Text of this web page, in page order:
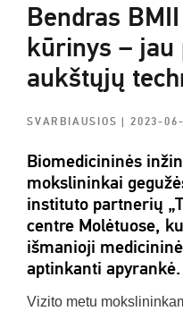
Bendras
kūrinys – jau
aukštųjų
SVARBIAUSIOS | 2023-
Biomedicininės
mokslininkai
instituto partnerių
centre Molėtuose,
išmanioji
aptinkanti apyrankė.
Vizito metu